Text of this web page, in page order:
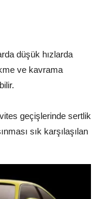
düşük hızlarda
ve kavrama
geçişlerinde sertlik
sık karşılaşılan